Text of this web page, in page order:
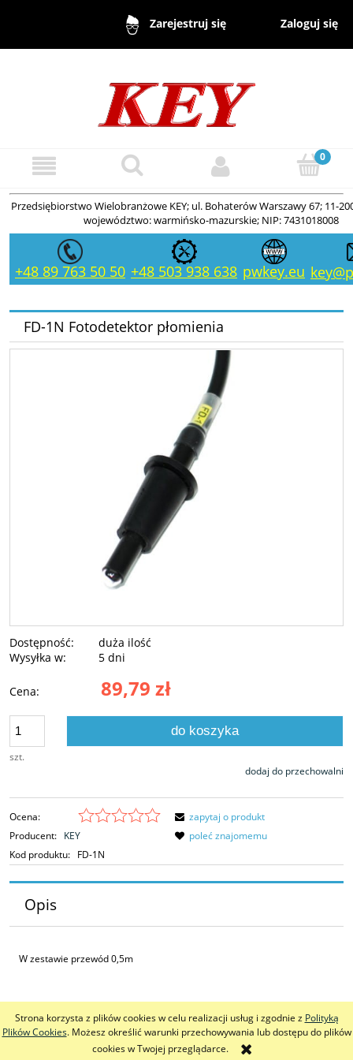
Strona korzysta z plików cookies w celu realizacji usług i zgodnie z Polityką
Plików Cookies. Możesz określić warunki przechowywania lub dostępu do plików
cookies w Twojej przeglądarce.
Zarejestruj się Zaloguj się
Przedsiębiorstwo Wielobranżowe KEY; ul. Bohaterów Warszawy 67; 11-
województwo: warmińsko-mazurskie; NIP: 7431018008
+48 89 763 50 50 +48 503 938 638 pwkey.eu
FD-1N Fotodetektor płomienia
Dostępność:
duża ilość
Wysyłka w:
5 dni
Cena: 89,79 zł
szt.
do koszyka
dodaj do przechowalni
Ocena:
Producent: KEY
Kod produktu: FD-1N
zapytaj o produkt
poleć znajomemu
Opis
W zestawie przewód 0,5m
pokaż pełną wersję strony
Sklep internetowy Shoper.pl